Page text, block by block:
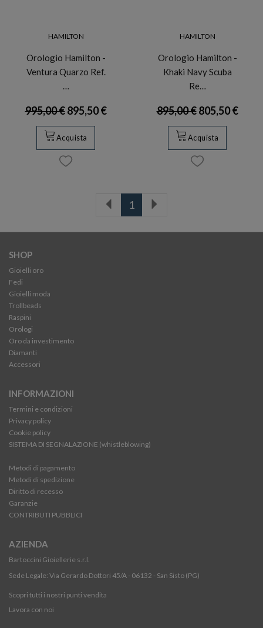
HAMILTON
Orologio Hamilton -
Ventura Quarzo Ref.
…
995,00 €895,50 €
Acquista
HAMILTON
Orologio Hamilton -
Khaki Navy Scuba
Re…
895,00 €805,50 €
Acquista
1
SHOP
Gioielli oro
Fedi
Gioielli moda
Trollbeads
Raspini
Orologi
Oro da investimento
Diamanti
Accessori
INFORMAZIONI
Termini e condizioni
Privacy policy
Cookie policy
SISTEMA DI SEGNALAZIONE (whistleblowing)
Metodi di pagamento
Metodi di spedizione
Diritto di recesso
Garanzie
CONTRIBUTI PUBBLICI
AZIENDA
Bartoccini Gioiellerie s.r.l.
Sede Legale: Via Gerardo Dottori 45/A - 06132 - San Sisto (PG)
Scopri tutti i nostri punti vendita
Lavora con noi